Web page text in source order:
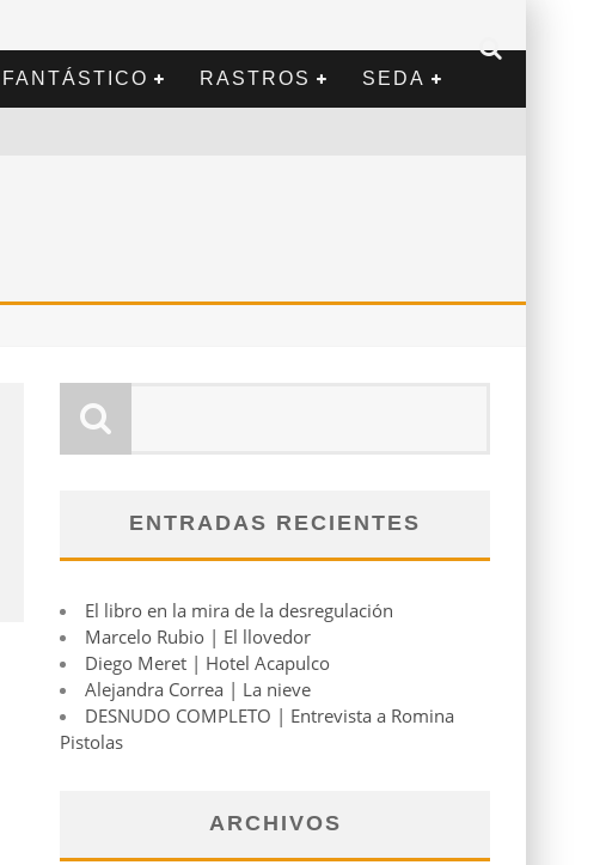
FANTÁSTICO RASTROS SEDA
ENTRADAS RECIENTES
El libro en la mira de la desregulación
Marcelo Rubio | El llovedor
Diego Meret | Hotel Acapulco
Alejandra Correa | La nieve
DESNUDO COMPLETO | Entrevista a Romina
Pistolas
ARCHIVOS